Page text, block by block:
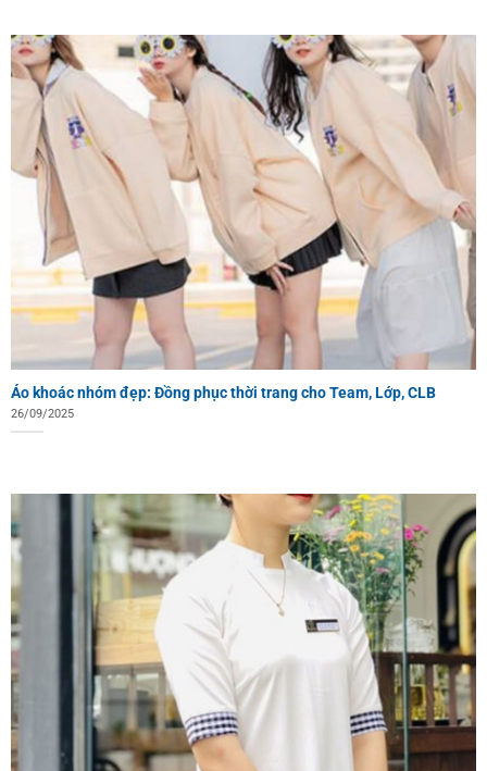
Áo khoác nhóm đẹp: Đồng phục thời trang cho Team, Lớp, CLB
26/09/2025